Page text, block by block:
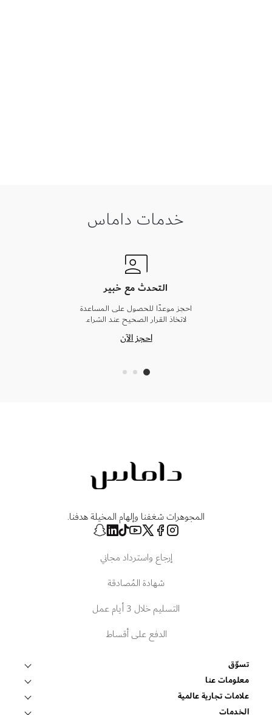
خدمات داماس
التحدث مع خبير
احجز موعدًا للحصول على المساعدة
لاتخاذ القرار الصحيح عند الشراء.
احجز الآن
المجوهرات شغفنا وإلهام المخيلة هدفنا.
إرجاع واسترداد مجاني
شهادة المُصادقة
التسليم خلال 3 أيام عمل
الدفع على أقساط
تسوّق
قلادات وتعليقات
أساور وأساور صلبة
معلومات عنا
عالم داماس
علامات تجارية عالمية
فوبيه
الخدمات